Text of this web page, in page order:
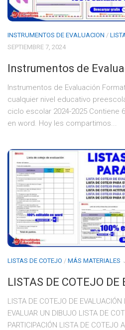
INSTRUMENTOS DE EVALUACION /
SEPTIEMBRE 7, 2024
Instrumentos de
Instrumentos de Evaluación
cualquier nivel educativo
ciclo escolar 2024-2025 Contiene
en word. Hoy les compartimos...
LISTAS DE COTEJO / MÁS MATERIALES
LISTAS DE COTEJO DE
LISTA DE COTEJO DE
EVALUAR UN DIBUJO LISTA DE
PARTICIPACIÓN LISTA DE COTEJO